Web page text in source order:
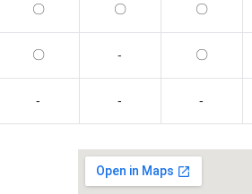
〇 〇 〇
〇 - 〇
- - -